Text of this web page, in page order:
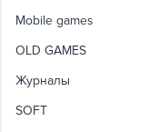
Mobile games
OLD GAMES
Журналы
SOFT